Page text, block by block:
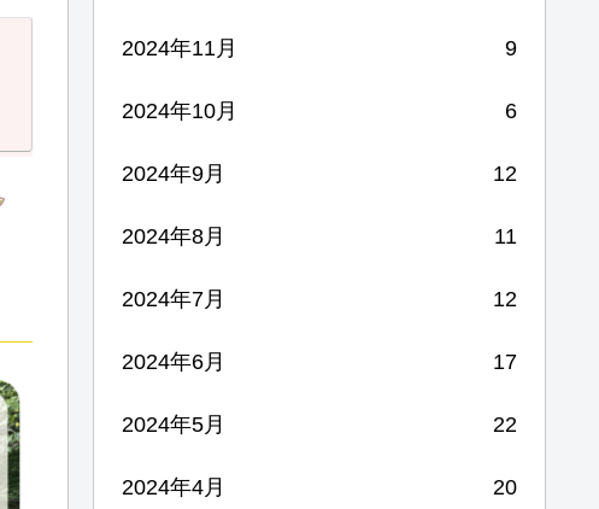
2024年11月 9
2024年10月 6
2024年9月 12
2024年8月 11
2024年7月 12
2024年6月 17
2024年5月 22
2024年4月 20